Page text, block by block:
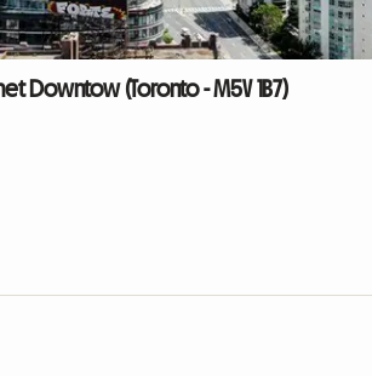
Downtow (Toronto - M5V 1B7)